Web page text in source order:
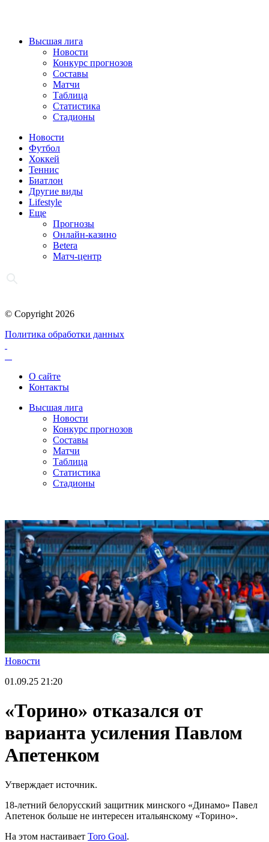
Высшая лига
Новости
Конкурс прогнозов
Составы
Матчи
Таблица
Статистика
Стадионы
Новости
Футбол
Хоккей
Теннис
Биатлон
Другие виды
Lifestyle
Еще
Прогнозы
Онлайн-казино
Betera
Матч-центр
© Copyright 2026
Политика обработки данных
О сайте
Контакты
Высшая лига
Новости
Конкурс прогнозов
Составы
Матчи
Таблица
Статистика
Стадионы
Новости
01.09.25 21:20
«Торино» отказался от
варианта усиления Павлом
Апетенком
Утверждает источник.
18-летний белорусский защитник минского «Динамо» Павел
Апетенок больше не интересен итальянскому «Торино».
На этом настаивает Toro Goal.